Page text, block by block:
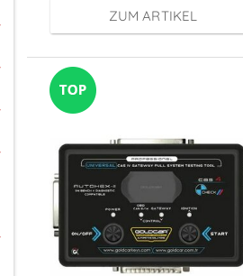
ZUM ARTIKEL